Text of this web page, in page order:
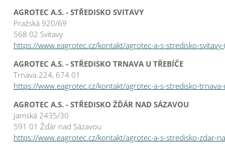
AGROTEC A.S. - STŘEDISKO SVITAVY
Pražská 920/69
568 02 Svitavy
https://www.eagrotec.cz/kontakt/agrotec-a-s-stredisko-svitavy-
AGROTEC A.S. - STŘEDISKO TRNAVA U TŘEBÍČE
Trnava 224, 674 01
https://www.eagrotec.cz/kontakt/agrotec-a-s-stredisko-
AGROTEC A.S. - STŘEDISKO ŽĎÁR NAD SÁZAVOU
Jamská 2435/30
591 01 Žďár nad Sázavou
https://www.eagrotec.cz/kontakt/agrotec-a-s-stredisko-zdar-